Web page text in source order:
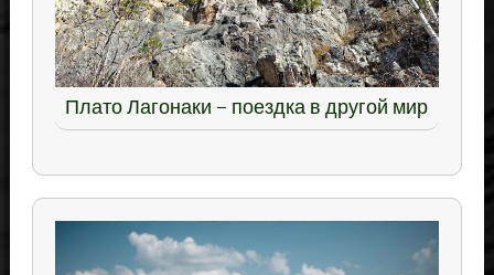
Плато Лагонаки – поездка в другой мир